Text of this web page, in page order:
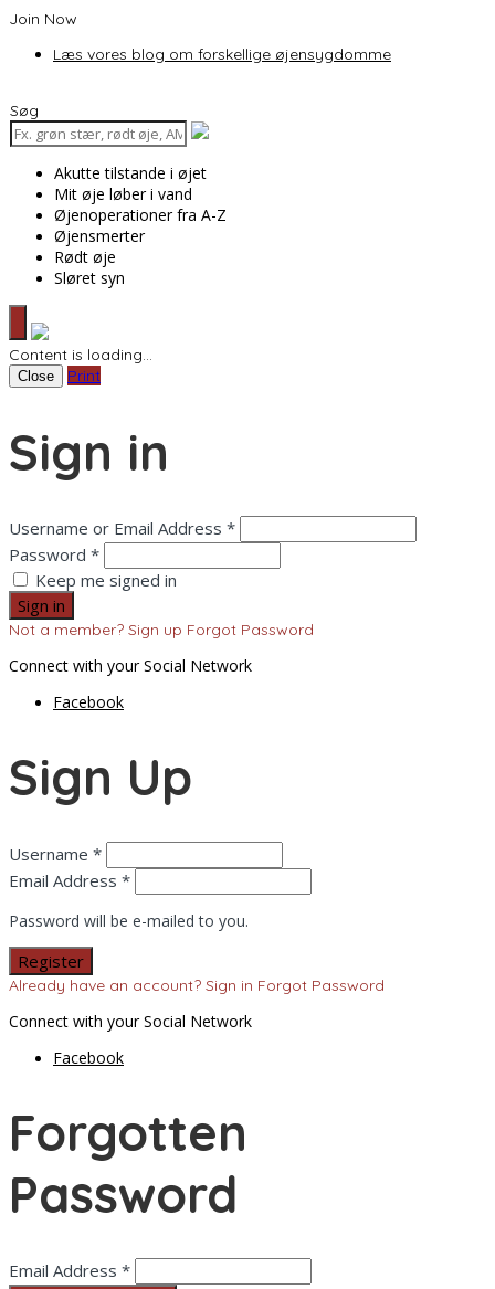
Join Now
Læs vores blog om forskellige øjensygdomme
Søg
Akutte tilstande i øjet
Mit øje løber i vand
Øjenoperationer fra A-Z
Øjensmerter
Rødt øje
Sløret syn
Content is loading...
Close Print
Sign in
Username or Email Address *
Password *
Keep me signed in
Not a member? Sign up Forgot Password
Connect with your Social Network
Facebook
Sign Up
Username *
Email Address *
Password will be e-mailed to you.
Already have an account? Sign in Forgot Password
Connect with your Social Network
Facebook
Forgotten
Password
Email Address *